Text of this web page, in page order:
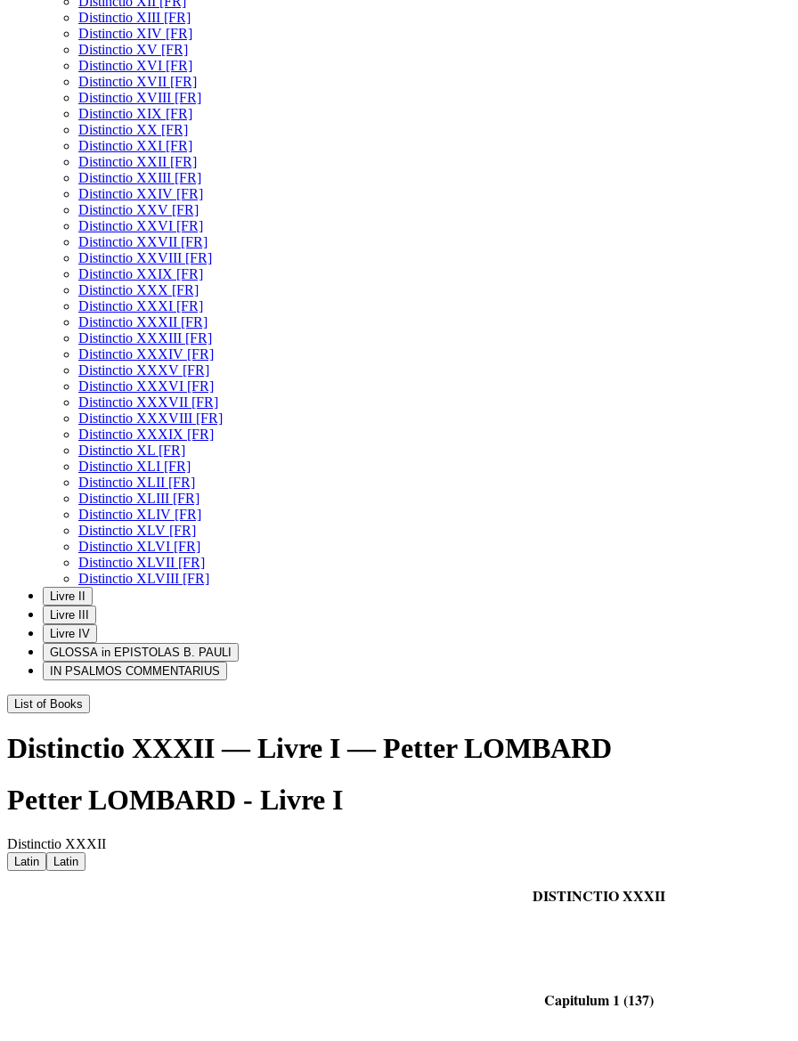
Distinctio XIII [FR]
Distinctio XIV [FR]
Distinctio XV [FR]
Distinctio XVI [FR]
Distinctio XVII [FR]
Distinctio XVIII [FR]
Distinctio XIX [FR]
Distinctio XX [FR]
Distinctio XXI [FR]
Distinctio XXII [FR]
Distinctio XXIII [FR]
Distinctio XXIV [FR]
Distinctio XXV [FR]
Distinctio XXVI [FR]
Distinctio XXVII [FR]
Distinctio XXVIII [FR]
Distinctio XXIX [FR]
Distinctio XXX [FR]
Distinctio XXXI [FR]
Distinctio XXXII [FR]
Distinctio XXXIII [FR]
Distinctio XXXIV [FR]
Distinctio XXXV [FR]
Distinctio XXXVI [FR]
Distinctio XXXVII [FR]
Distinctio XXXVIII [FR]
Distinctio XXXIX [FR]
Distinctio XL [FR]
Distinctio XLI [FR]
Distinctio XLII [FR]
Distinctio XLIII [FR]
Distinctio XLIV [FR]
Distinctio XLV [FR]
Distinctio XLVI [FR]
Distinctio XLVII [FR]
Distinctio XLVIII [FR]
Livre II
Livre III
Livre IV
GLOSSA in EPISTOLAS B. PAULI
IN PSALMOS COMMENTARIUS
List of Books
Distinctio XXXII — Livre I — Petter LOMBARD
Petter LOMBARD - Livre I
Distinctio XXXII
Latin Latin
DISTINCTIO XXXII
Capitulum 1 (137)